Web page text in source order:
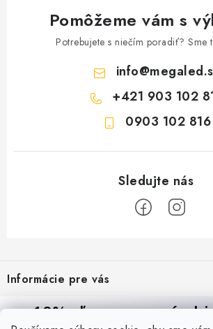
Pomôžeme vám s
Potrebujete s niečím poradiť? Sme
info@
+421 903 102
0903 102 816
p
ä
Informácie pre vás
Reklamácie a formulár na odstúpenie od
10% zľavana prvú